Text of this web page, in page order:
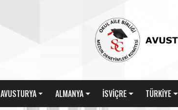
AVUSTURYA ALMANYA İSVİÇRE TÜRKİYE